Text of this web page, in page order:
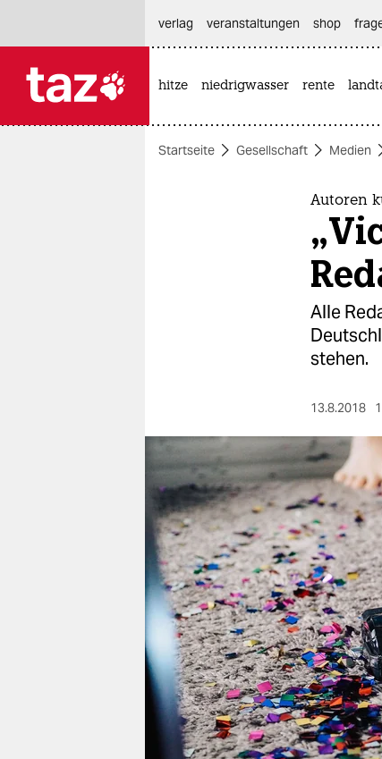
themen
nord
wahrheit
verlag
verlag
veranstaltungen
shop
fragen & hilfe
unterstützen
abo
verlag
veranstaltungen shop
hitze niedrigwasser rente
Startseite Gesellschaft Medien
Autoren
Alle
stehen.
13.8.2018